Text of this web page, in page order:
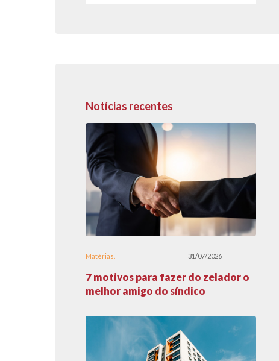
Notícias recentes
Matérias 31/07/2026
7 motivos para fazer do zelador o
melhor amigo do síndico